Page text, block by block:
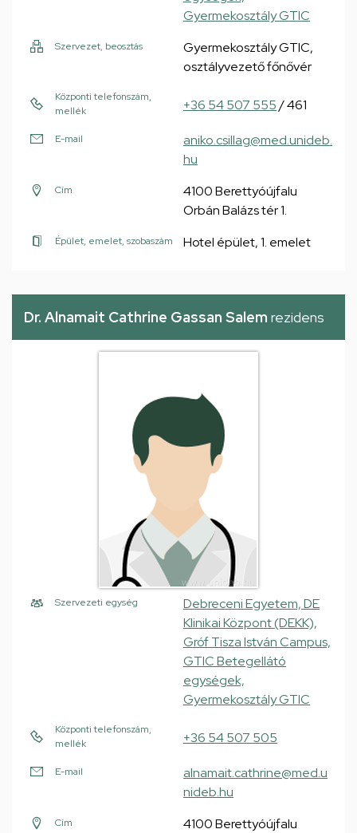
Gyermekosztály GTIC
Szervezet, beosztás
Gyermekosztály GTIC,
osztályvezető főnővér
Központi telefonszám,
mellék
+36 54 507 555/ 461
E-mail
aniko.csillag@med.unideb.
hu
Cím
4100 Berettyóújfalu
Orbán Balázs tér 1.
Épület, emelet, szobaszám Hotel épület, 1. emelet
Dr. Alnamait Cathrine Gassan Salem rezidens
Szervezeti egység
Debreceni Egyetem, DE
Klinikai Központ (DEKK),
Gróf Tisza István Campus,
GTIC Betegellátó
egységek,
Gyermekosztály GTIC
Központi telefonszám,
mellék
+36 54 507 505
E-mail
alnamait.cathrine@med.u
nideb.hu
Cím
4100 Berettyóújfalu